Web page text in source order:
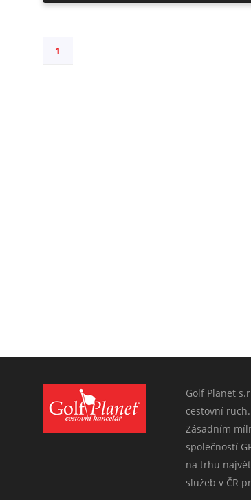
1
Golf Planet
cestovní ruch.
Zásadním
společností
na trhu
služeb v ČR